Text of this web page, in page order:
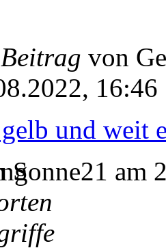
von
16:46
und weit
am